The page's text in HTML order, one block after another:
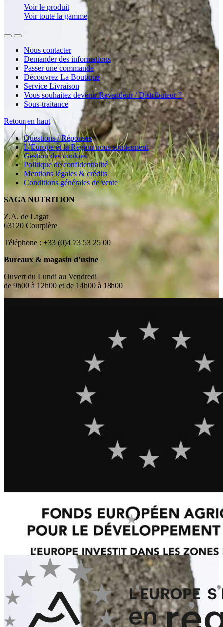
Voir le produit
Voir toute la gamme
Nous contacter
Demander des informations
Passer une commande
Découvrez La Boutique
Service Livraison
Vous souhaitez devenir Revendeur / Distributeur ?
Sous-traitance
Retour en haut
Questions / Réponses
L’Europe et la Région nous soutiennent
Gestion des cookies
Politique de confidentialité
Mentions légales & crédits
Conditions générales de vente
SAGA NUTRITION
Z.A. de Lagat
63120 Courpière
Téléphone : +33 (0)4 73 53 25 00
Bureaux & magasin d’usine
Ouvert du Lundi au Vendredi
de 9h00 à 12h00 et de 14h00 à 18h00